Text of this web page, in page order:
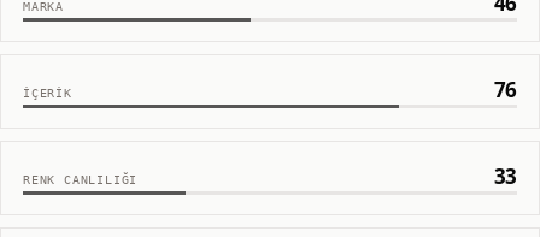
MARKA
İÇERIK 76
RENK CANLILIĞI 33